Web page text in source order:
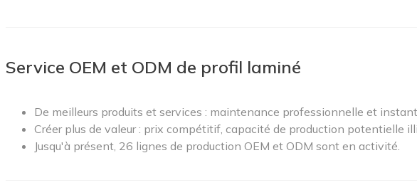
Service OEM et ODM de profil laminé
De meilleurs produits et services : maintenance professionnelle et
Créer plus de valeur : prix compétitif, capacité de production potentielle
Jusqu'à présent, 26 lignes de production OEM et ODM sont en activité.